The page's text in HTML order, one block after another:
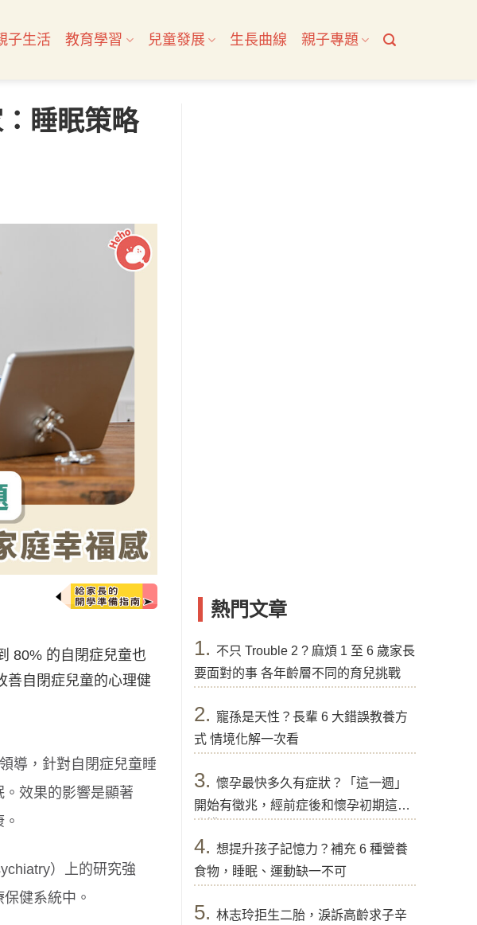
子生活 教育學習 兒童發展 生長曲線 親子專題
睡眠策略
80% 的自閉症兒童也
善自閉症兒童的心理健
導，針對自閉症兒童睡
效果的影響是顯著
）上的研究強
健系統中。
熱門文章
1. 不只 Trouble 2 ? 麻煩 1 至 6 歲家長
要面對的事 各年齡層不同的育兒挑戰
2. 寵孫是天性？長輩 6 大錯誤教養方
式 情境化解一次看
3. 懷孕最快多久有症狀？「這一週」
開始有徵兆，經前症後和懷孕初期這樣
分辨
4. 想提升孩子記憶力？補充 6 種營養
食物，睡眠、運動缺一不可
5. 林志玲拒生二胎，淚訴高齡求子辛